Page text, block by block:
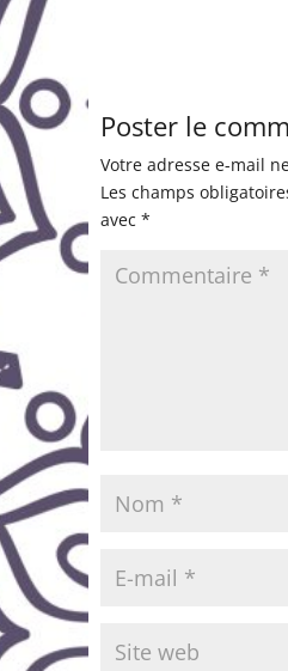
Poster le
Votre adresse e-mail
Les champs
avec *